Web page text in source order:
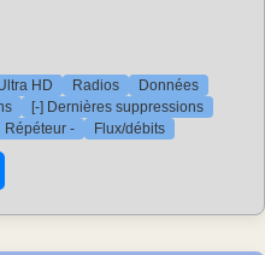
HD Radios
Données
[-] Dernières suppressions
Répéteur - Flux/débits